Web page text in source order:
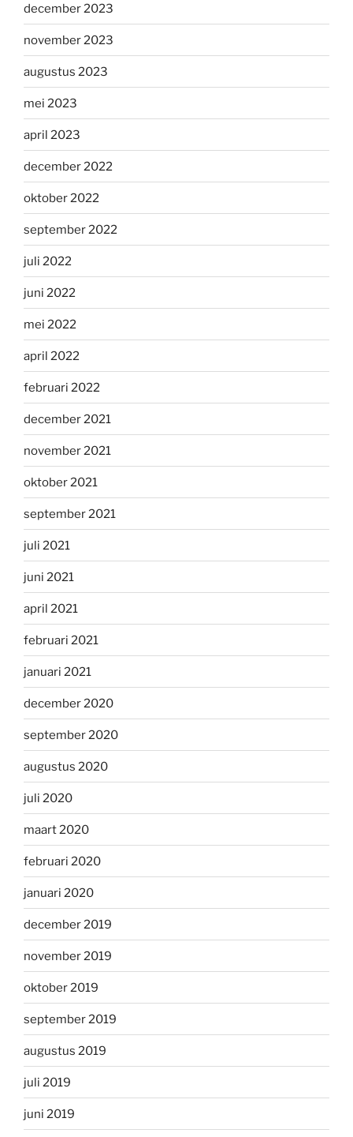
december 2023
november 2023
augustus 2023
mei 2023
april 2023
december 2022
oktober 2022
september 2022
juli 2022
juni 2022
mei 2022
april 2022
februari 2022
december 2021
november 2021
oktober 2021
september 2021
juli 2021
juni 2021
april 2021
februari 2021
januari 2021
december 2020
september 2020
augustus 2020
juli 2020
maart 2020
februari 2020
januari 2020
december 2019
november 2019
oktober 2019
september 2019
augustus 2019
juli 2019
juni 2019